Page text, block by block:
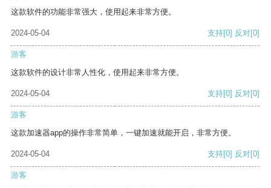
这款软件的功能非常强大，使用起来非常方便。
2024-05-04 支持[0] 反对[0]
游客
这款软件的设计非常人性化，使用起来非常方便。
2024-05-04 支持[0] 反对[0]
游客
这款加速器app的操作非常简单，一键加速就能开启，非常方便。
2024-05-04 支持[0] 反对[0]
游客